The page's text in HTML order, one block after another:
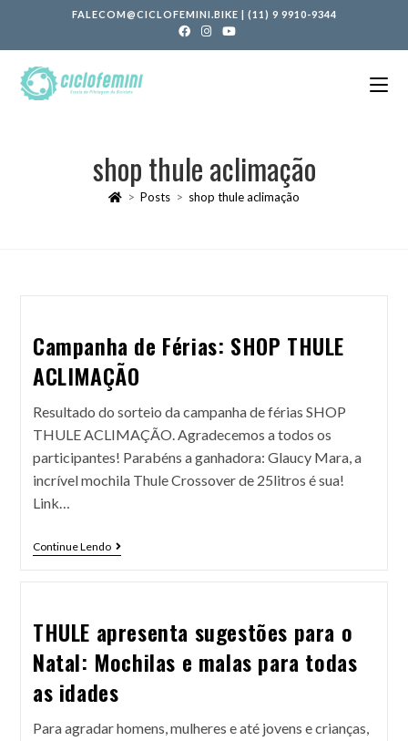
FALECOM@CICLOFEMINI.BIKE | (11) 9 9910-9344
shop thule aclimação
> Posts > shop thule aclimação
Campanha de Férias: SHOP THULE
ACLIMAÇÃO
Resultado do sorteio da campanha de férias SHOP
THULE ACLIMAÇÃO. Agradecemos a todos os
participantes! Parabéns a ganhadora: Glaucy Mara, a
incrível mochila Thule Crossover de 25litros é sua!
Link…
Continue Lendo
THULE apresenta sugestões para o
Natal: Mochilas e malas para todas
as idades
Para agradar homens, mulheres e até jovens e crianças,